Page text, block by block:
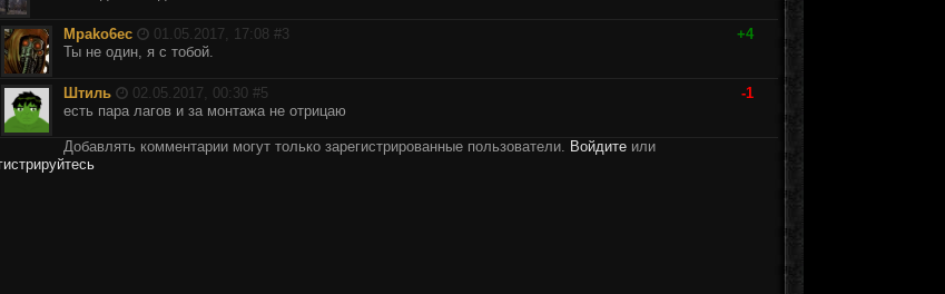
Mpako6ec 01.05.2017, 17:08 #3
+4
Ты не один, я с тобой.
Штиль 02.05.2017, 00:30 #5
-1
есть пара лагов и за монтажа не отрицаю
Добавлять комментарии могут только зарегистрированные пользователи. Войдите или